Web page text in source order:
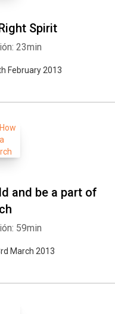
Spirit
23min
February 2013
and be a part of
59min
March 2013
Twitter